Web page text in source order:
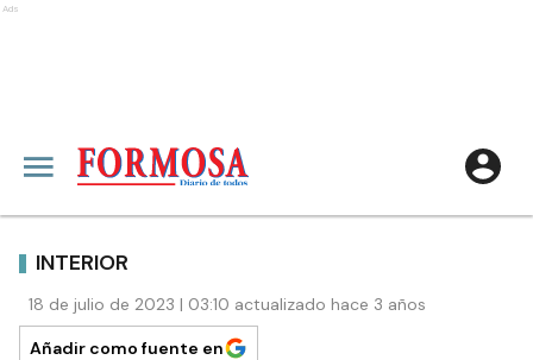
Ads
INTERIOR
18 de julio de 2023 | 03:10 actualizado hace 3 años
Añadir como fuente en